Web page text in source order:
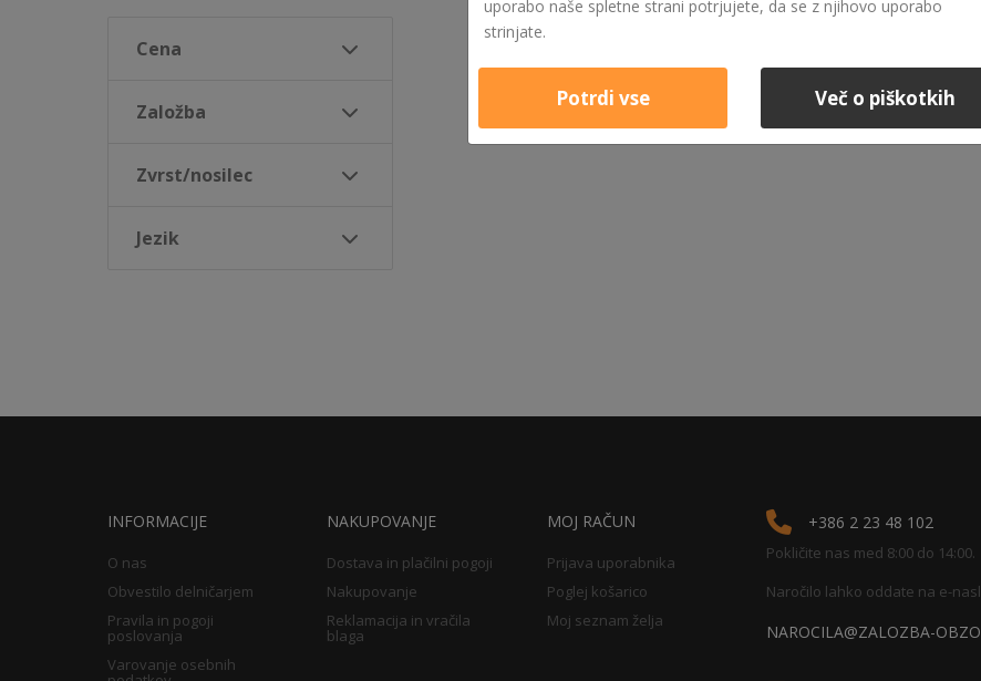
Cena
Založba
Zvrst/nosilec
Jezik
INFORMACIJE
O nas
Obvestilo delničarjem
Pravila in pogoji
poslovanja
Varovanje osebnih
NAKUPOVANJE
Dostava in plačilni pogoji
Nakupovanje
Reklamacija in vračila
blaga
MOJ RAČUN
Prijava uporabnika
Poglej košarico
Moj seznam želja
+386 2 23 48 102
Pokličite nas med 8:00 do 14:00.
Naročilo lahko oddate na e-
NAROCILA@ZALOZBA-
uporabo naše spletne strani potrjujete, da se z njihovo uporabo
strinjate.
Potrdi vse Več o piškotkih